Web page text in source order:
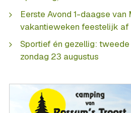
Eerste Avond 1-daagse
vakantieweken feestelijk af
Sportief én gezellig:
zondag 23 augustus